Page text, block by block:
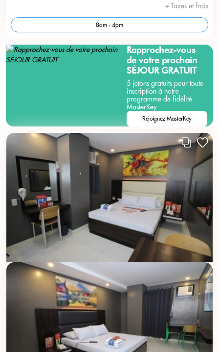
+ Taxes et frais
8am - 4pm
Rapprochez-vous
de votre prochain
SÉJOUR GRATUIT
5 jetons gratuits pour toute
inscription à notre
programme de fidélité
MasterKey
Rejoignez MasterKey